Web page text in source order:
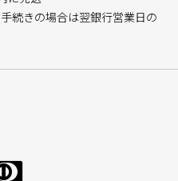
続きの場合は翌銀行営業日の